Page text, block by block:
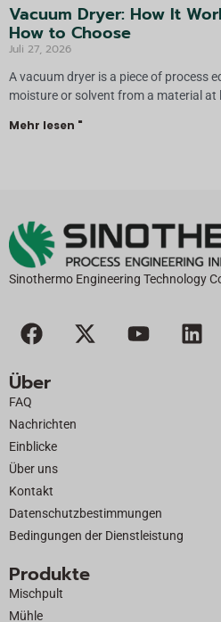
Vacuum Dryer: How It
How to Choose
Juli 27, 2026
A vacuum dryer is a piece of process
moisture or solvent from a material
Mehr lesen "
Sinothermo Engineering Technology
F
a
e
b
o
o
k
X
-
Y
o
L
i
Über
FAQ
Nachrichten
Einblicke
Über uns
Kontakt
Datenschutzbestimmungen
Bedingungen der Dienstleistung
Produkte
Mischpult
Mühle